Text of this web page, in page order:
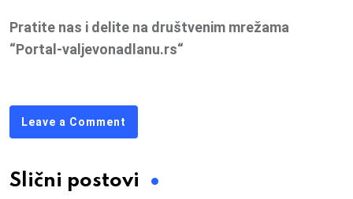
Pratite nas i delite na društvenim mrežama
“Portal-valjevonadlanu.rs“
Leave a Comment
Slični postovi